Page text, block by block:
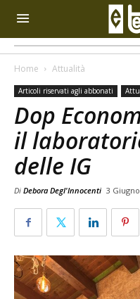
Home Attualità
Articoli riservati agli abbonati
Dop
il
delle IG
Di Debora Degl'Innocenti 3